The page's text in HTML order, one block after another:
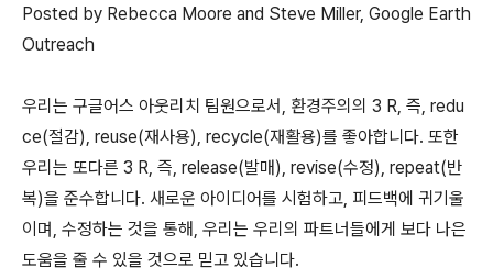
Posted by Rebecca Moore and Steve Miller, Google Earth
Outreach
우리는 구글어스 아웃리치 팀원으로서, 환경주의의 3 R, 즉, redu
ce(절감), reuse(재사용), recycle(재활용)를 좋아합니다. 또한
우리는 또다른 3 R, 즉, release(발매), revise(수정), repeat(반
복)을 준수합니다. 새로운 아이디어를 시험하고, 피드백에 귀기울
이며, 수정하는 것을 통해, 우리는 우리의 파트너들에게 보다 나은
도움을 줄 수 있을 것으로 믿고 있습니다.